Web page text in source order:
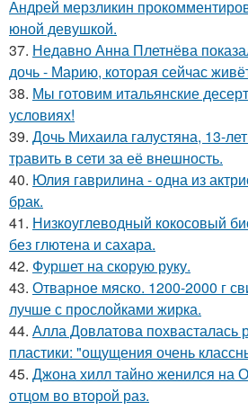
Андрей мерзликин
юной девушкой.
37. Недавно Анна Плетнёва
дочь - Марию, которая сейчас
38. Мы готовим итальянские
условиях!
39. Дочь Михаила галустяна, 13-
травить в сети за её внешность.
40. Юлия гаврилина - одна из
брак.
41. Низкоуглеводный кокосовый
без глютена и сахара.
42. Фуршет на скорую руку.
43. Отварное мяско. 1200-2000 г
лучше с прослойками жирка.
44. Алла Довлатова похвасталась
пластики: "ощущения очень
45. Джона хилл тайно женился на
отцом во второй раз.